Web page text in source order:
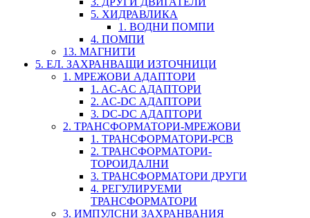
5. ХИДРАВЛИКА
1. ВОДНИ ПОМПИ
4. ПОМПИ
13. МАГНИТИ
5. ЕЛ. ЗАХРАНВАЩИ ИЗТОЧНИЦИ
1. МРЕЖОВИ АДАПТОРИ
1. AC-AC АДАПТОРИ
2. AC-DC АДАПТОРИ
3. DC-DC АДАПТОРИ
2. ТРАНСФОРМАТОРИ-МРЕЖОВИ
1. ТРАНСФОРМАТОРИ-PCB
2. ТРАНСФОРМАТОРИ-
ТОРОИДАЛНИ
3. ТРАНСФОРМАТОРИ ДРУГИ
4. РЕГУЛИРУЕМИ
ТРАНСФОРМАТОРИ
3. ИМПУЛСНИ ЗАХРАНВАНИЯ